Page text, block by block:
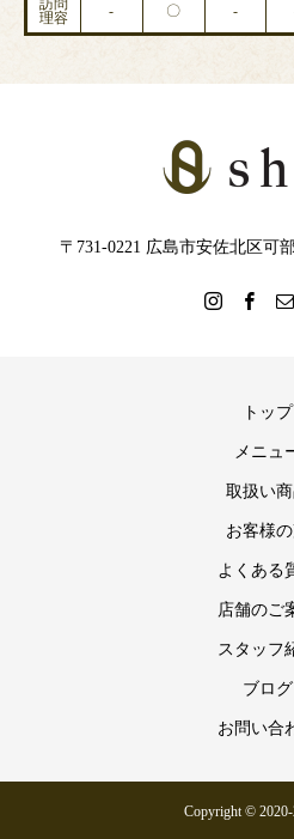
訪問
理容
- 〇 -
〒731-0221 広島市安佐北区可
トップ
メニュ
取扱い
お客様
よくある
店舗のご
スタッフ
ブログ
お問い合
Copyright ©